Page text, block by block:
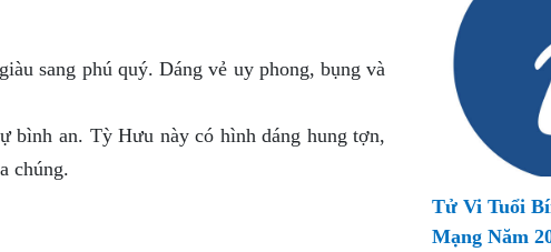
sang phú quý. Dáng vẻ uy phong, bụng và
bình an. Tỳ Hưu này có hình dáng hung tợn,
chúng.
Tử Vi Tuổi
Mạng Năm